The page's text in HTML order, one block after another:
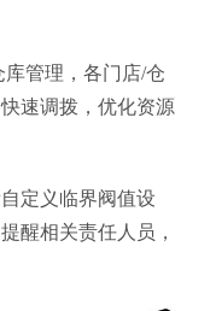
管理，各门店/仓
速调拨，优化资源
定义临界阀值设
醒相关责任人员，